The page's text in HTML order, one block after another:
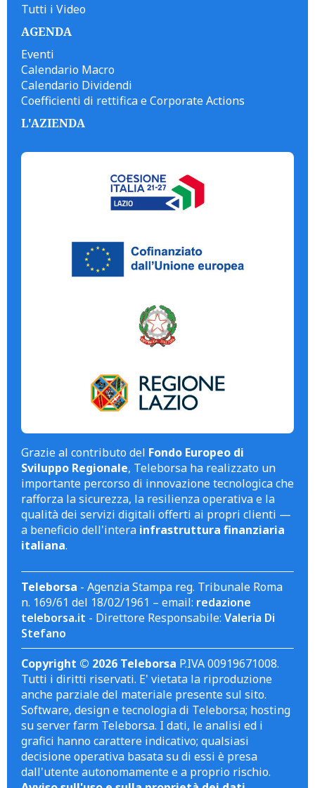
Tutti i Video
AGENDA
Eventi
Calendario Macro
Calendario Dividendi
Coefficienti di rettifica e Corporate Actions
L'AZIENDA
Grazie al contributo del Fondo Europeo di
Sviluppo Regionale, Teleborsa ha realizzato un
importante percorso di innovazione tecnologica che
rafforza la sicurezza, la resilienza operativa e la
qualità dei servizi digitali offerti ai propri clienti —
a beneficio dell'intera infrastruttura finanziaria
italiana.
Teleborsa - Agenzia Stampa reg. Tribunale Roma
n. 169/61 del 18/02/1961 – email: redazione
teleborsa.it - Direttore Responsabile: Valeria Di
Stefano
Copyright © 2026 Teleborsa P.IVA 00919671008.
Tutti i diritti riservati. E' vietata la riproduzione
anche parziale del materiale presente sul sito.
Software, design e tecnologia di Teleborsa; hosting
su server farm Teleborsa. I dati, le analisi ed i
grafici hanno carattere indicativo; qualsiasi
decisione operativa basata su di essi è presa
dall'utente autonomamente e a proprio rischio.